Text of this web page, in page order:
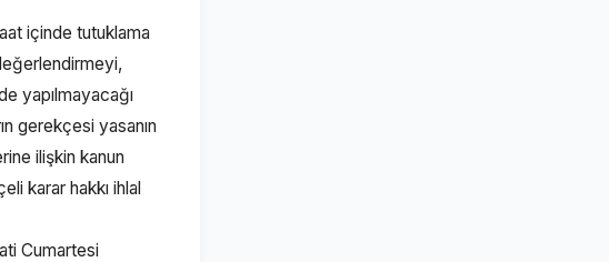
içinde tutuklama
yapılmayacağı
gerekçesi yasanın
ilişkin kanun
karar hakkı ihlal
Cumartesi